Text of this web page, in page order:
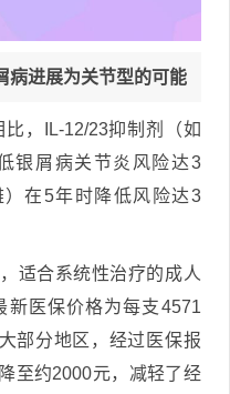
病进展为关节型的可能
，IL-12/23抑制剂（如
银屑病关节炎风险达3
在5年时降低风险达3
适合系统性治疗的成人
新医保价格为每支4571
部分地区，经过医保报
至约2000元，减轻了经